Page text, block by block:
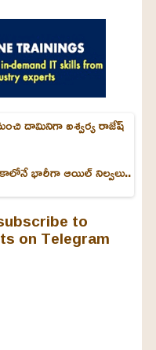
దామినిగా ఐశ్వర్య రాజేష్
భారీగా ఆయిల్ నిల్వలు..
to
on Telegram